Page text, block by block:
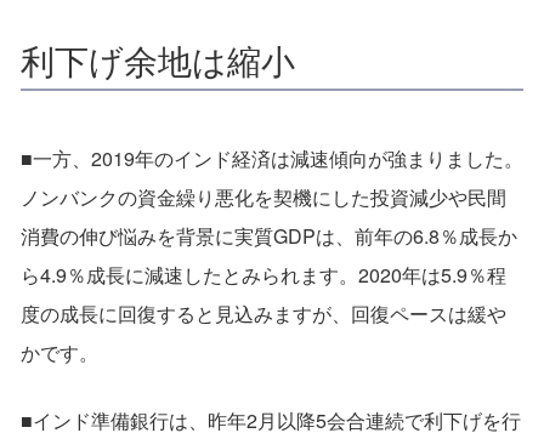
利下げ余地は縮小
■一方、2019年のインド経済は減速傾向が強まりました。
ノンバンクの資金繰り悪化を契機にした投資減少や民間
消費の伸び悩みを背景に実質GDPは、前年の6.8％成長か
ら4.9％成長に減速したとみられます。2020年は5.9％程
度の成長に回復すると見込みますが、回復ペースは緩や
かです。
■インド準備銀行は、昨年2月以降5会合連続で利下げを行